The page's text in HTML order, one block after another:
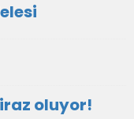
oluyor!